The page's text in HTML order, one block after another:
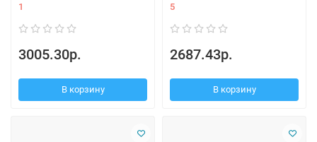
1
3005.30р.
В корзину
5
2687.43р.
В корзину